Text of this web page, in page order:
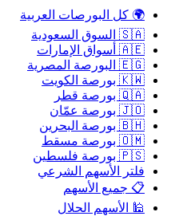
🌍 كل البورصات العربية
🇸🇦 السوق السعودية
🇦🇪 أسواق الإمارات
🇪🇬 البورصة المصرية
🇰🇼 بورصة الكويت
🇶🇦 بورصة قطر
🇯🇴 بورصة عمّان
🇧🇭 بورصة البحرين
🇴🇲 بورصة مسقط
🇵🇸 بورصة فلسطين
فلتر الأسهم الشرعي
📋 جميع الأسهم
🕌 الأسهم الحلال